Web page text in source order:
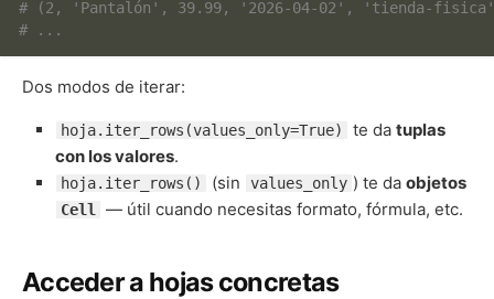
# (2, 'Pantalón', 39.99, '2026-04-02', 'tienda-
# ...
Dos modos de iterar:
hoja.iter_rows(values_only=True) te datuplas
con los valores.
hoja.iter_rows() (sin values_only ) te daobjetos
Cell — útil cuando necesitas formato, fórmula, etc.
Acceder a hojas concretas